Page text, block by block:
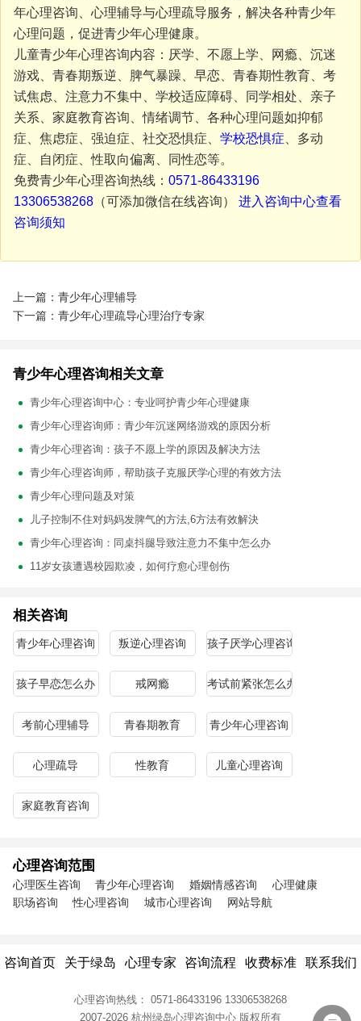
年心理咨询、心理辅导与心理疏导服务，解决各种青少年
心理问题，促进青少年心理健康。
儿童青少年心理咨询内容：厌学、不愿上学、网瘾、沉迷
游戏、青春期叛逆、脾气暴躁、早恋、青春期性教育、考
试焦虑、注意力不集中、学校适应障碍、同学相处、亲子
关系、家庭教育咨询、情绪调节、各种心理问题如抑郁
症、焦虑症、强迫症、社交恐惧症、 学校恐惧症 、多动
症、自闭症、性取向偏离、同性恋等。
免费青少年心理咨询热线： 0571-86433196
13306538268（可添加微信在线咨询） 进入咨询中心查看
咨询须知
上一篇：青少年心理辅导
下一篇：青少年心理疏导心理治疗专家
青少年心理咨询相关文章
青少年心理咨询中心：专业呵护青少年心理健康
青少年心理咨询师：青少年沉迷网络游戏的原因分析
青少年心理咨询：孩子不愿上学的原因及解决方法
青少年心理咨询师，帮助孩子克服厌学心理的有效方法
青少年心理问题及对策
儿子控制不住对妈妈发脾气的方法,6方法有效解決
青少年心理咨询：同桌抖腿导致注意力不集中怎么办
11岁女孩遭遇校园欺凌，如何疗愈心理创伤
相关咨询
青少年心理咨询 叛逆心理咨询 孩子厌学心理咨询
孩子早恋怎么办 戒网瘾 考试前紧张怎么办
考前心理辅导 青春期教育 青少年心理咨询
心理疏导 性教育 儿童心理咨询
家庭教育咨询
心理咨询范围
心理医生咨询 青少年心理咨询 婚姻情感咨询
心理健康
职场咨询
性心理咨询 城市心理咨询 网站导航
咨询首页 关于绿岛 心理专家 咨询流程 收费标准 联系我们
心理咨询热线： 0571-86433196 13306538268
2007-2026 杭州绿岛心理咨询中心 版权所有